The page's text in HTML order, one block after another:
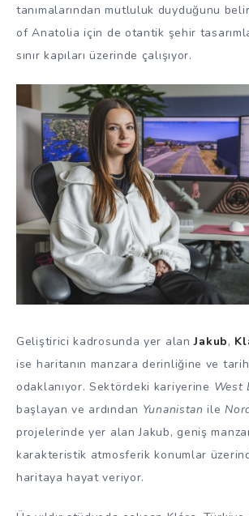
tanımalarından mutluluk duyduğunu
of Anatolia için de otantik şehir
sınır kapıları üzerinde çalışıyor.
Geliştirici kadrosunda yer alanJakub,
ise haritanın manzara derinliğine ve
odaklanıyor. Sektördeki kariyerine West
başlayan ve ardından Yunanistan ile
projelerinde yer alan Jakub, geniş
karakteristik atmosferik konumlar
haritaya hayat veriyor.